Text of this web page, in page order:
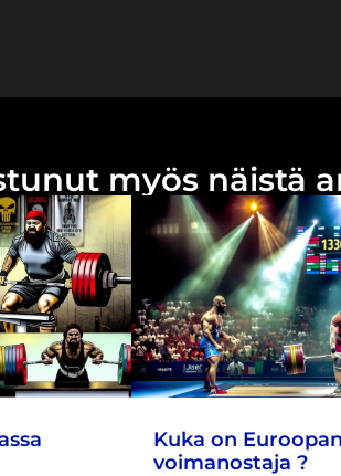
myös näistä
Kuka on
voimanostaja ?